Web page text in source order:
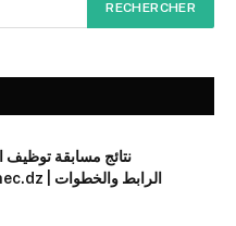
concours.onec.dz | الرابط والخطوات